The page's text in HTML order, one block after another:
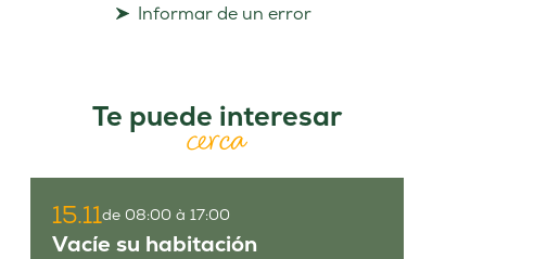
Informar de un error
Te puede interesar
cerca
15.11de 08:00 à 17:00
Vacíe su habitación